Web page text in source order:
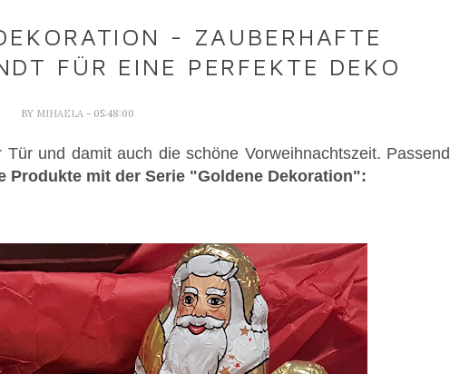
- ZAUBERHAFTE
FÜR EINE PERFEKTE DEKO
BY MIHAELA - 05:48:00
und damit auch die schöne Vorweihnachtszeit. Passend
Produkte mit der Serie "Goldene Dekoration":